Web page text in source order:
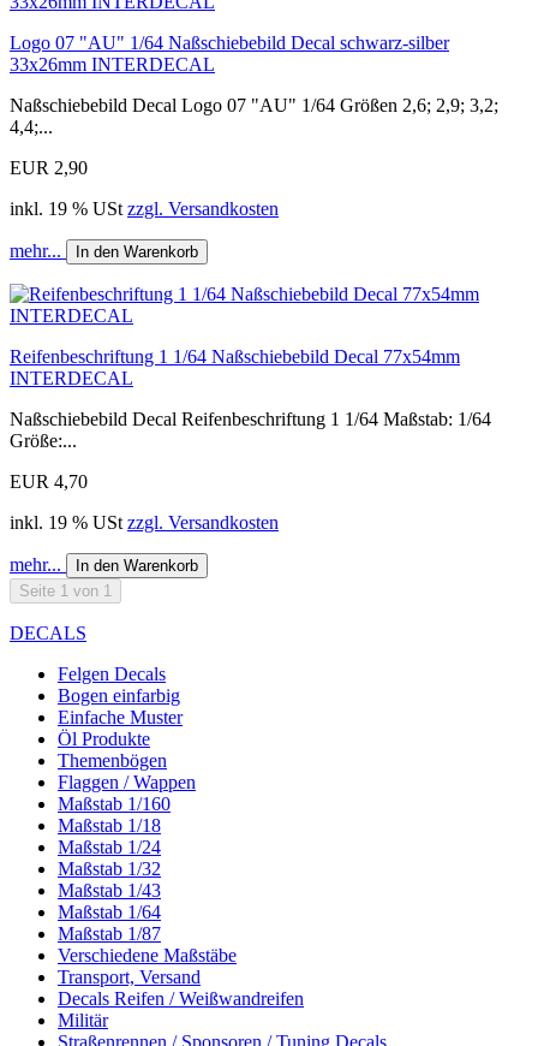
Logo 07 "AU" 1/64 Naßschiebebild Decal schwarz-silber
33x26mm INTERDECAL
Naßschiebebild Decal Logo 07 "AU" 1/64 Größen 2,6; 2,9; 3,2;
4,4;...
EUR 2,90
inkl. 19 % USt zzgl. Versandkosten
mehr... In den Warenkorb
Reifenbeschriftung 1 1/64 Naßschiebebild Decal 77x54mm
INTERDECAL
Naßschiebebild Decal Reifenbeschriftung 1 1/64 Maßstab: 1/64
Größe:...
EUR 4,70
inkl. 19 % USt zzgl. Versandkosten
mehr...
In den Warenkorb
Seite 1 von 1
DECALS
Felgen Decals
Bogen einfarbig
Einfache Muster
Öl Produkte
Themenbögen
Flaggen / Wappen
Maßstab 1/160
Maßstab 1/18
Maßstab 1/24
Maßstab 1/32
Maßstab 1/43
Maßstab 1/64
Maßstab 1/87
Verschiedene Maßstäbe
Transport, Versand
Decals Reifen / Weißwandreifen
Militär
Straßenrennen / Sponsoren / Tuning Decals